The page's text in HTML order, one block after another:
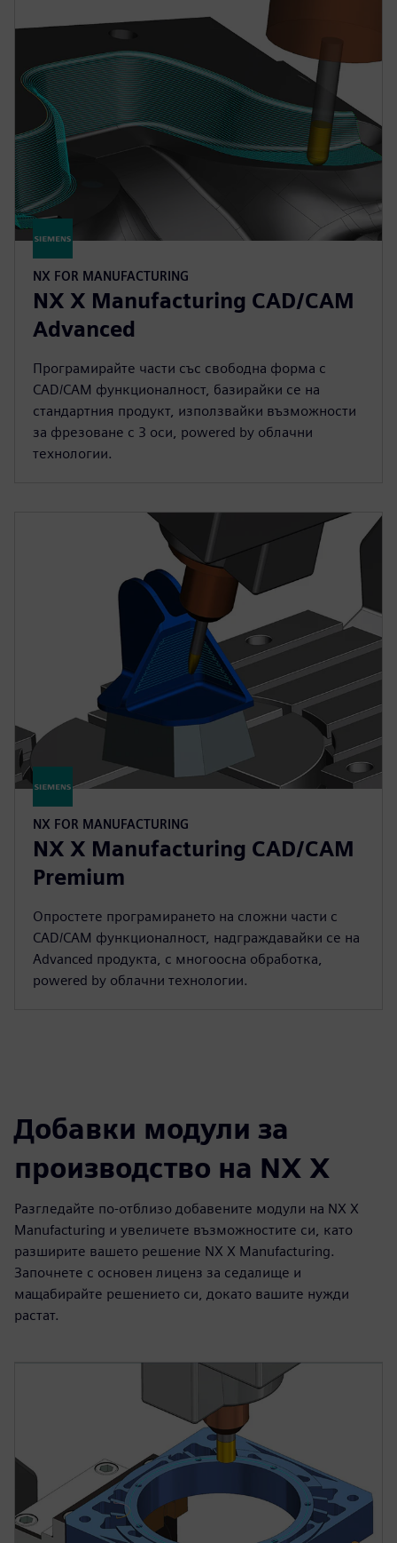
NX FOR MANUFACTURING
NX X Manufacturing CAD/CAM
Advanced
Програмирайте части със свободна форма с
CAD/CAM функционалност, базирайки се на
стандартния продукт, използвайки възможности
за фрезоване с 3 оси, powered by облачни
технологии.
NX FOR MANUFACTURING
NX X Manufacturing CAD/CAM
Premium
Опростете програмирането на сложни части с
CAD/CAM функционалност, надграждавайки се на
Advanced продукта, с многоосна обработка,
powered by облачни технологии.
Добавки модули за
производство на NX X
Разгледайте по-отблизо добавените модули на NX X
Manufacturing и увеличете възможностите си, като
разширите вашето решение NX X Manufacturing.
Започнете с основен лиценз за седалище и
мащабирайте решението си, докато вашите нужди
растат.